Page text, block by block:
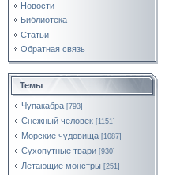
Новости
Библиотека
Статьи
Обратная связь
Темы
Чупакабра [793]
Снежный человек [1151]
Морские чудовища [1087]
Сухопутные твари [930]
Летающие монстры [251]